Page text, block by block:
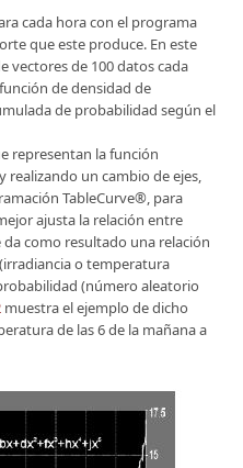
cada hora con el programa
que este produce. En este
vectores de 100 datos cada
de densidad de
de probabilidad según el
representan la función
realizando un cambio de ejes,
TableCurve®, para
ajusta la relación entre
como resultado una relación
o temperatura
(número aleatorio
muestra el ejemplo de dicho
de las 6 de la mañana a